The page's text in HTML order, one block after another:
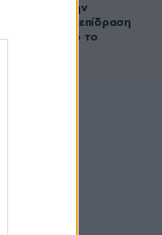
δέχονται την
ευεργετική επίδραση
του Δία από το